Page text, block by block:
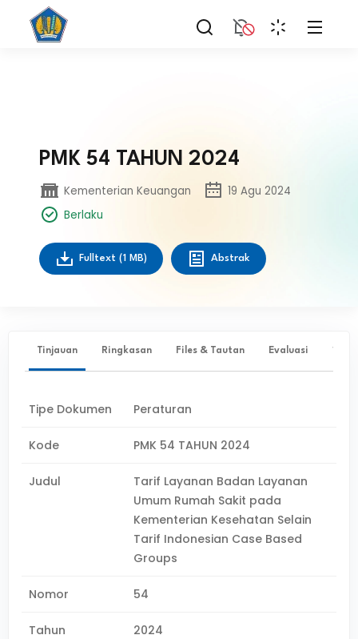
PMK 54 TAHUN 2024
Kementerian Keuangan
19 Agu 2024
Berlaku
Fulltext (1 MB) Abstrak
Tinjauan Ringkasan Files & Tautan Evaluasi ✨
Tipe Dokumen Peraturan
Kode PMK 54 TAHUN 2024
Judul
Tarif Layanan Badan Layanan
Umum Rumah Sakit pada
Kementerian Kesehatan Selain
Tarif Indonesian Case Based
Groups
Nomor 54
Tahun 2024